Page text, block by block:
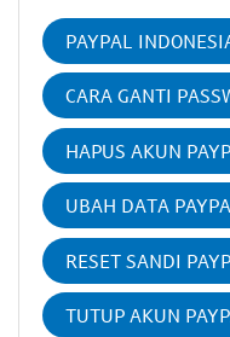
PAYPAL
CARA GANTI
HAPUS AKUN
UBAH DATA
RESET SANDI
TUTUP AKUN